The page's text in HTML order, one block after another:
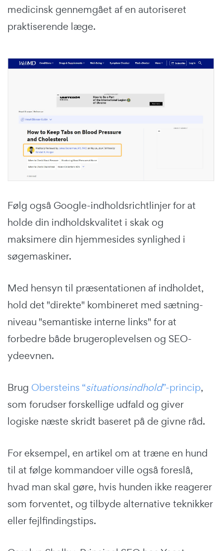
medicinsk gennemgået af en autoriseret
praktiserende læge.
Følg også Google-indholdsrichtlinjer for at
holde din indholdskvalitet i skak og
maksimere din hjemmesides synlighed i
søgemaskiner.
Med hensyn til præsentationen af indholdet,
hold det "direkte" kombineret med sætning-
niveau "semantiske interne links" for at
forbedre både brugeroplevelsen og SEO-
ydeevnen.
Brug Obersteins “situationsindhold”-princip,
som forudser forskellige udfald og giver
logiske næste skridt baseret på de givne råd.
For eksempel, en artikel om at træne en hund
til at følge kommandoer ville også foreslå,
hvad man skal gøre, hvis hunden ikke reagerer
som forventet, og tilbyde alternative teknikker
eller fejlfindingstips.